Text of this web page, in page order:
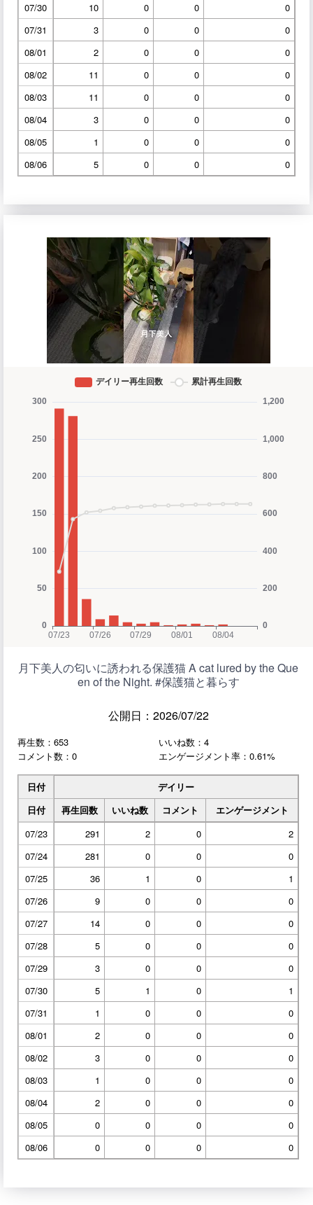
07/30 10 0 0
0
07/31
3 0 0
0
08/01
2 0 0
0
08/02
11 0 0
0
08/03
11 0 0
0
08/04
3 0 0
0
08/05
1 0 0
0
08/06
5 0 0 0
月下美人の匂いに誘われる保護猫 A cat lured by the Que
en of the Night. #保護猫と暮らす
公開日：2026/07/22
再生数：653
いいね数：4
コメント数：0
エンゲージメント率：0.61%
日付
デイリー
日付
再生回数 いいね数 コメント
エンゲージメント
07/23
291 2 0
2
07/24
281 0 0
0
07/25
36 1 0
1
07/26
9 0 0
0
07/27
14 0 0
0
07/28
5 0 0
0
07/29
3 0 0
0
07/30
5 1 0
1
07/31
1 0 0
0
08/01
2 0 0
0
08/02
3 0 0
0
08/03
1 0 0
0
08/04
2 0 0
0
08/05
0 0 0
0
08/06
0 0 0 0